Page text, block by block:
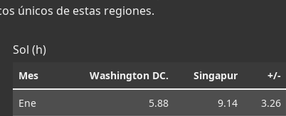
únicos de estas regiones.
Sol (h)
Mes Washington DC. Singapur +/-
Ene 5.88 9.14
3.26